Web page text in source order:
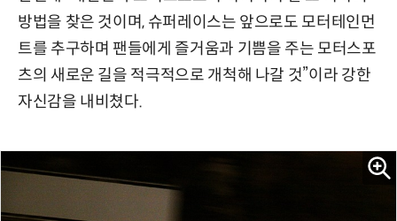
방법을 찾은 것이며, 슈퍼레이스는 앞으로도 모터테인먼
트를 추구하며 팬들에게 즐거움과 기쁨을 주는 모터스포
츠의 새로운 길을 적극적으로 개척해 나갈 것”이라 강한
자신감을 내비쳤다.